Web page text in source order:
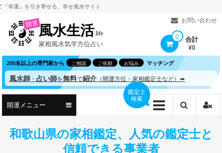
コ
ツ
へ
ス
ッ
』を引き寄せる、幸せ風水サイト
お問い合わせ
開運風水生活.life
家相風水気学方位占い
0 合計
¥0
200名以上の専門家から ご相談 ご依頼 お悩み マッチング
風水師 ・占い師を無料で紹介 （開運方位・家相鑑定士など）➡
開運メニュー
鑑定士
検索
和歌山県の家相鑑定、人気の鑑定士と
信頼できる事業者